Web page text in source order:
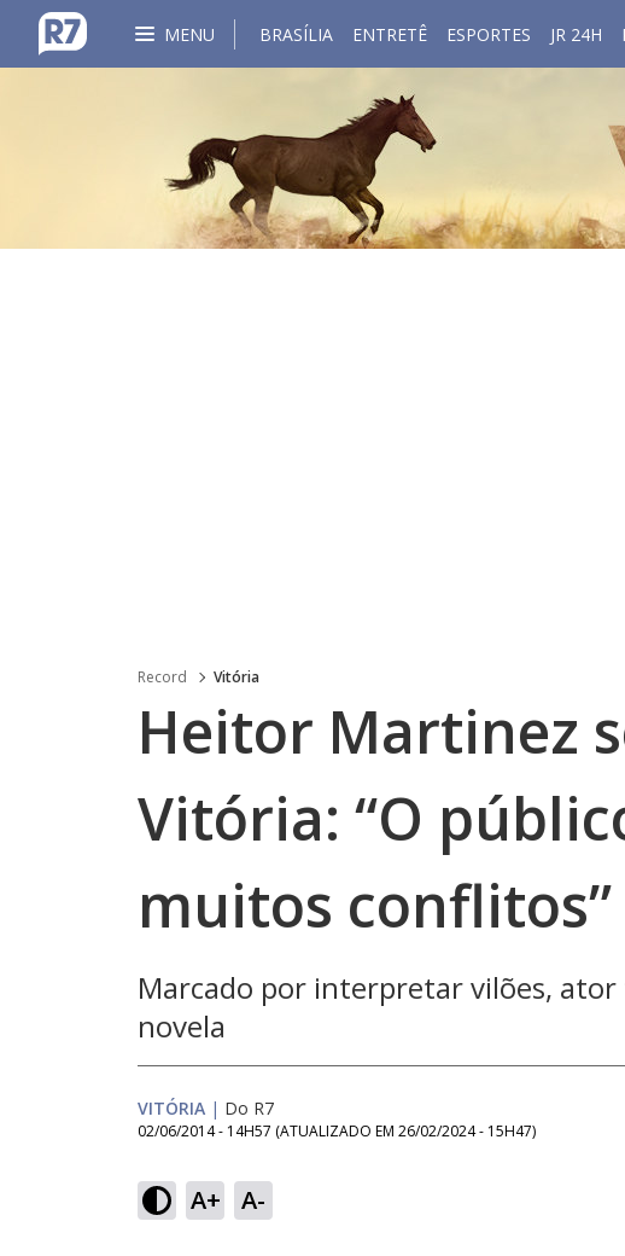
MENU BRASÍLIA ENTRETÊ ESPORTES JR 24H
Record Vitória
Heitor Martinez
Vitória: “O
muitos conflitos”
Marcado por interpretar vilões,
novela
VITÓRIA | Do R7
02/06/2014 - 14H57 (ATUALIZADO EM 26/02/2024 - 15H47)
A+ A-